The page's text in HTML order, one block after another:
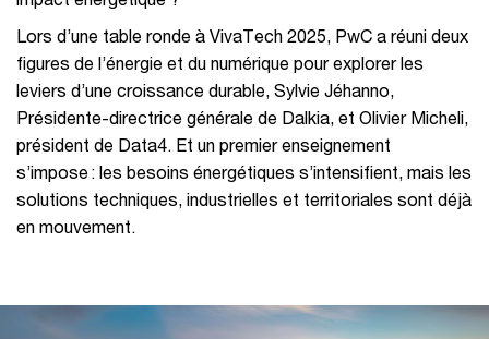
Lors d’une table ronde à VivaTech 2025, PwC a réuni deux
figures de l’énergie et du numérique pour explorer les
leviers d’une croissance durable, Sylvie Jéhanno,
Présidente-directrice générale de Dalkia, et Olivier Micheli,
président de Data4. Et un premier enseignement
s’impose : les besoins énergétiques s’intensifient, mais les
solutions techniques, industrielles et territoriales sont déjà
en mouvement.